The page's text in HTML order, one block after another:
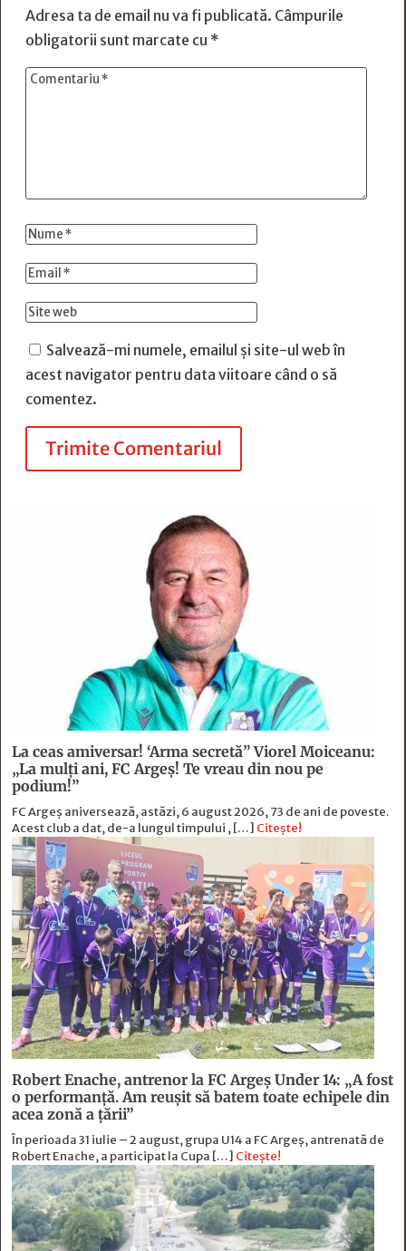
Adresa ta de email nu va fi publicată. Câmpurile
obligatorii sunt marcate cu *
Salvează-mi numele, emailul și site-ul web în
acest navigator pentru data viitoare când o să
comentez.
Trimite Comentariul
La ceas amiversar! ‘Arma secretă” Viorel Moiceanu:
„La mulți ani, FC Argeș! Te vreau din nou pe
podium!”
FC Argeș aniversează, astăzi, 6 august 2026, 73 de ani de poveste.
Acest club a dat, de-a lungul timpului , […] Citește!
Robert Enache, antrenor la FC Argeş Under 14: „A fost
o performanţă. Am reuşit să batem toate echipele din
acea zonă a ţării”
În perioada 31 iulie – 2 august, grupa U14 a FC Argeș, antrenată de
Robert Enache, a participat la Cupa […] Citește!